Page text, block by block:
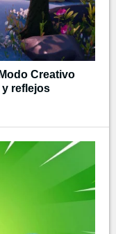
Creativo
reflejos